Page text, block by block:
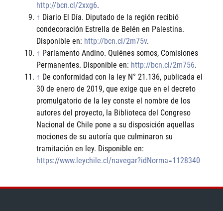
http://bcn.cl/2xxg6.
↑ Diario El Día. Diputado de la región recibió
condecoración Estrella de Belén en Palestina.
Disponible en: http://bcn.cl/2m75v.
↑ Parlamento Andino. Quiénes somos, Comisiones
Permanentes. Disponible en: http://bcn.cl/2m756.
↑ De conformidad con la ley N° 21.136, publicada el
30 de enero de 2019, que exige que en el decreto
promulgatorio de la ley conste el nombre de los
autores del proyecto, la Biblioteca del Congreso
Nacional de Chile pone a su disposición aquellas
mociones de su autoría que culminaron su
tramitación en ley. Disponible en:
https://www.leychile.cl/navegar?idNorma=1128340